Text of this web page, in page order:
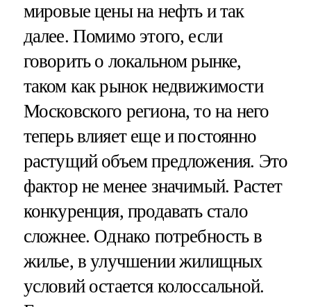
мировые цены на нефть и так
далее. Помимо этого, если
говорить о локальном рынке,
таком как рынок недвижимости
Московского региона, то на него
теперь влияет еще и постоянно
растущий объем предложения. Это
фактор не менее значимый. Растет
конкуренция, продавать стало
сложнее. Однако потребность в
жилье, в улучшении жилищных
условий остается колоссальной.